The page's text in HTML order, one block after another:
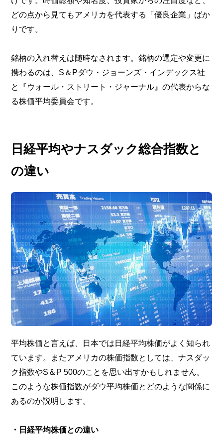
どの点から見てもアメリカを代表する「優良企業」ばか
りです。
銘柄の入れ替えは随時なされます。銘柄の選定や変更に
携わるのは、S＆Pダウ・ジョーンズ・インデックス社
と『ウォール・ストリート・ジャーナル』の代表からな
る株価平均委員会です。
日経平均やナスダック総合指数と
の違い
平均株価と言えば、日本では日経平均株価がよく知られ
ています。またアメリカの株価指数としては、ナスダッ
ク指数やS＆P 500のことを思い出すかもしれません。
このような株価指数がダウ平均株価とどのような関係に
あるのか説明します。
・日経平均株価との違い